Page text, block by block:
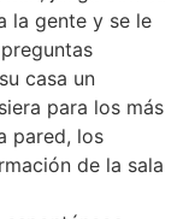
la gente y se le
casa un
para los más
pared, los
de la sala